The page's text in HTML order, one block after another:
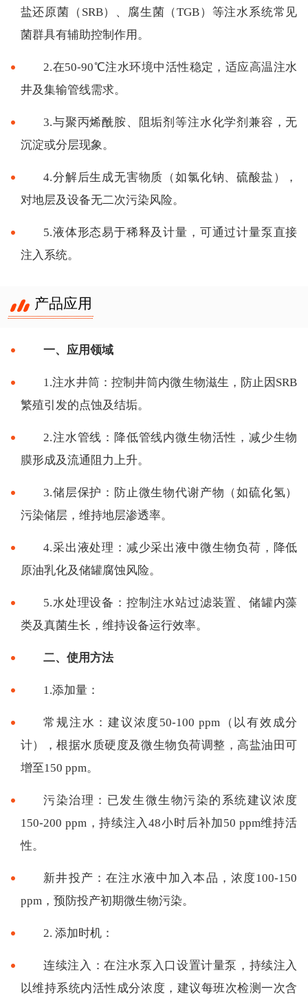
盐还原菌（SRB）、腐生菌（TGB）等注水系统常见
菌群具有辅助控制作用。
2.在50-90℃注水环境中活性稳定，适应高温注水
井及集输管线需求。
3.与聚丙烯酰胺、阻垢剂等注水化学剂兼容，无
沉淀或分层现象。
4.分解后生成无害物质（如氯化钠、硫酸盐），
对地层及设备无二次污染风险。
5.液体形态易于稀释及计量，可通过计量泵直接
注入系统。
产品应用
一、应用领域
1.注水井筒：控制井筒内微生物滋生，防止因SRB
繁殖引发的点蚀及结垢。
2.注水管线：降低管线内微生物活性，减少生物
膜形成及流通阻力上升。
3.储层保护：防止微生物代谢产物（如硫化氢）
污染储层，维持地层渗透率。
4.采出液处理：减少采出液中微生物负荷，降低
原油乳化及储罐腐蚀风险。
5.水处理设备：控制注水站过滤装置、储罐内藻
类及真菌生长，维持设备运行效率。
二、使用方法
1.添加量：
常规注水：建议浓度50-100 ppm（以有效成分
计），根据水质硬度及微生物负荷调整，高盐油田可
增至150 ppm。
污染治理：已发生微生物污染的系统建议浓度
150-200 ppm，持续注入48小时后补加50 ppm维持活
性。
新井投产：在注水液中加入本品，浓度100-150
ppm，预防投产初期微生物污染。
2. 添加时机：
连续注入：在注水泵入口设置计量泵，持续注入
以维持系统内活性成分浓度，建议每班次检测一次含